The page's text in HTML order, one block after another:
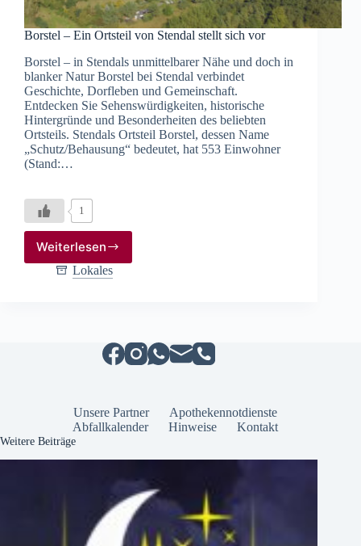
Borstel – Ein Ortsteil von Stendal stellt sich vor
Borstel – in Stendals unmittelbarer Nähe und doch in
blanker Natur Borstel bei Stendal verbindet
Geschichte, Dorfleben und Gemeinschaft.
Entdecken Sie Sehenswürdigkeiten, historische
Hintergründe und Besonderheiten des beliebten
Ortsteils. Stendals Ortsteil Borstel, dessen Name
„Schutz/Behausung“ bedeutet, hat 553 Einwohner
(Stand:…
1
Weiterlesen
Borstel
–
stellt
Lokales
Unsere Partner
Apothekennotdienste
Abfallkalender
Hinweise Kontakt
Weitere Beiträge